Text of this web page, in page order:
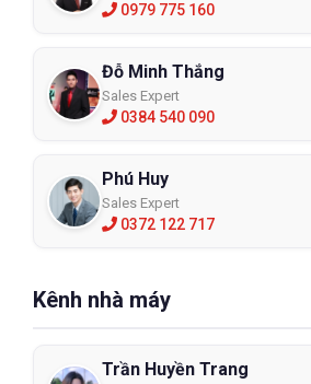
0979 775 160
Đỗ Minh Thắng
Sales Expert
0384 540 090
Phú Huy
Sales Expert
0372 122 717
Kênh nhà máy
Trần Huyền Trang